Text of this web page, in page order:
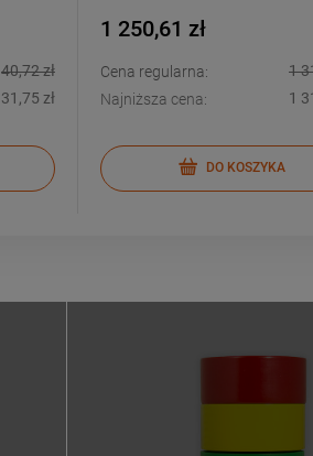
40,72 zł
31,75 zł
1 250,61 zł
Cena regularna:
1
Najniższa cena:
1
DO KOSZYKA